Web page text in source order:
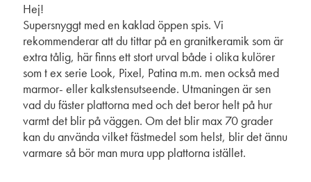
Hej!
Supersnyggt med en kaklad öppen spis. Vi
rekommenderar att du tittar på en granitkeramik som är
extra tålig, här finns ett stort urval både i olika kulörer
som t ex serie Look, Pixel, Patina m.m. men också med
marmor- eller kalkstensutseende. Utmaningen är sen
vad du fäster plattorna med och det beror helt på hur
varmt det blir på väggen. Om det blir max 70 grader
kan du använda vilket fästmedel som helst, blir det ännu
varmare så bör man mura upp plattorna istället.